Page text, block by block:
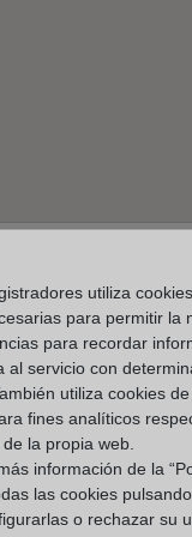
15 - 6º, 41018
de 09:00 a
a viernes de
de diciembre de
utiliza
para permitir la
para recordar
al servicio con
utiliza cookies
fines analíticos
la propia web.
información de la
las cookies
o rechazar su